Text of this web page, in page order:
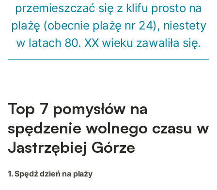
przemieszczać się z klifu prosto na
plażę (obecnie plażę nr 24), niestety
w latach 80. XX wieku zawaliła się.
Top 7 pomysłów na
spędzenie wolnego czasu w
Jastrzębiej Górze
1. Spędź dzień na plaży